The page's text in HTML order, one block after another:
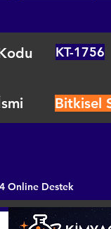
KT-1756
Bitkisel
Online Destek